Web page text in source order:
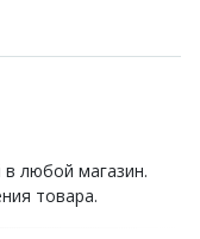
любой магазин.
товара.